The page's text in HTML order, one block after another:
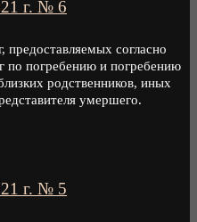
г. № 6
согласно
по погребению и погребению
родственников, иных
умершего.
г. № 5